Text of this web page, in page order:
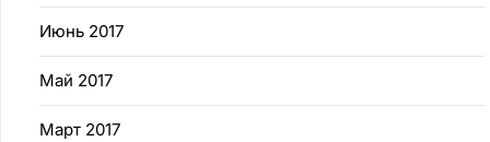
Июнь 2017
Май 2017
Март 2017